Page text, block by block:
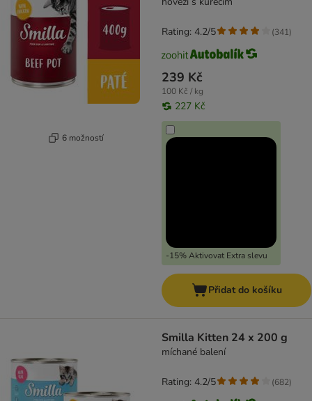
6 možností
239 Kč
100 Kč / kg
227 Kč
-15% Aktivovat Extra slevu
Rating: 4.2/5 (341)
Přidat do košíku
Smilla Kitten 24 x 200 g
míchané balení
Rating: 4.2/5 (682)